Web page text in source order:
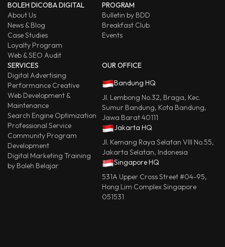
BOLEH DICOBA DIGITAL
About Us
News & Blog
Case Studies
Loyalty Program
Web & SEO Audit
PROGRAM
Bulletin by BDD
Breakfast Club
Events
SERVICES
Digital Advertising
Performance Creative
Web Development &
Maintenance
Search Engine Optimization
Professional Service
Community Program
Development
Digital Marketing Training
by Boleh Belajar
OUR OFFICE
Bandung HQ
Jl. Lembong No.32, Braga, Kec.
Sumur Bandung, Kota Bandung,
Jawa Barat 40111
Jakarta HQ
Jl. Kemang Raya Selatan VIII No.55,
Jakarta Selatan, Indonesia
Singapore HQ
531A Upper Cross Street #04-95,
Hong Lim Complex Singapore
051531